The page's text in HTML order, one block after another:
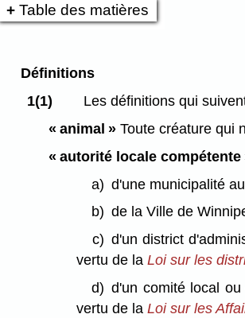
Table des matières
Définitions
1(1)
Les définitions qui
« animal »Toute créature qui
« autorité locale compétente
a) d'une municipalité
b) de la Ville de
c) d'un district
vertu de la Loi sur les
d) d'un comité local
vertu de la Loi sur les